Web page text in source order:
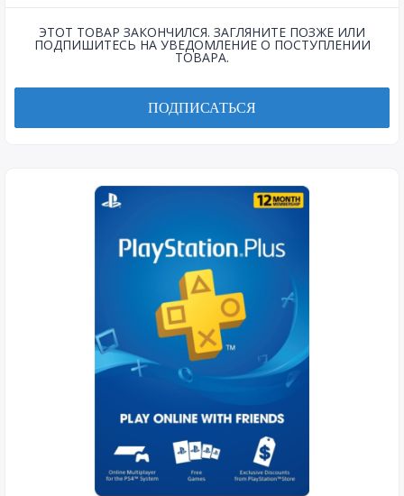
ЭТОТ ТОВАР ЗАКОНЧИЛСЯ. ЗАГЛЯНИТЕ ПОЗЖЕ ИЛИ
ПОДПИШИТЕСЬ НА УВЕДОМЛЕНИЕ О ПОСТУПЛЕНИИ
ТОВАРА.
ПОДПИСАТЬСЯ